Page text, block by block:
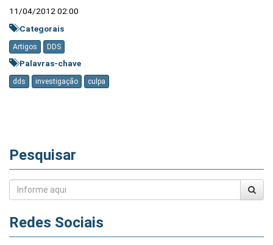
11/04/2012 02:00
Categorais
Artigos DDS
Palavras-chave
dds investigação culpa
Pesquisar
Redes Sociais